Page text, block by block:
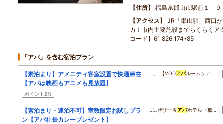
住所
福島県郡山市駅前１－９
アクセス
JR「郡山駅」西口
カ！市内主要施設までらくらくア
コード】61 826 174*85
「アパ」を含む宿泊プラン
【素泊まり】アメニティ客室設置で快適滞在
【アパは映画もアニメも見放題】
ポイント2%
…。 【VODアパルームシア…
【素泊まり・連泊不可】室数限定お試しプラ
ン【アパ社長カレープレゼント】
…にぜひ一度アパホテル〈郡…